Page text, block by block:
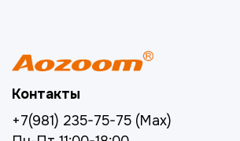
Контакты
+7(981) 235-75-75 (Max)